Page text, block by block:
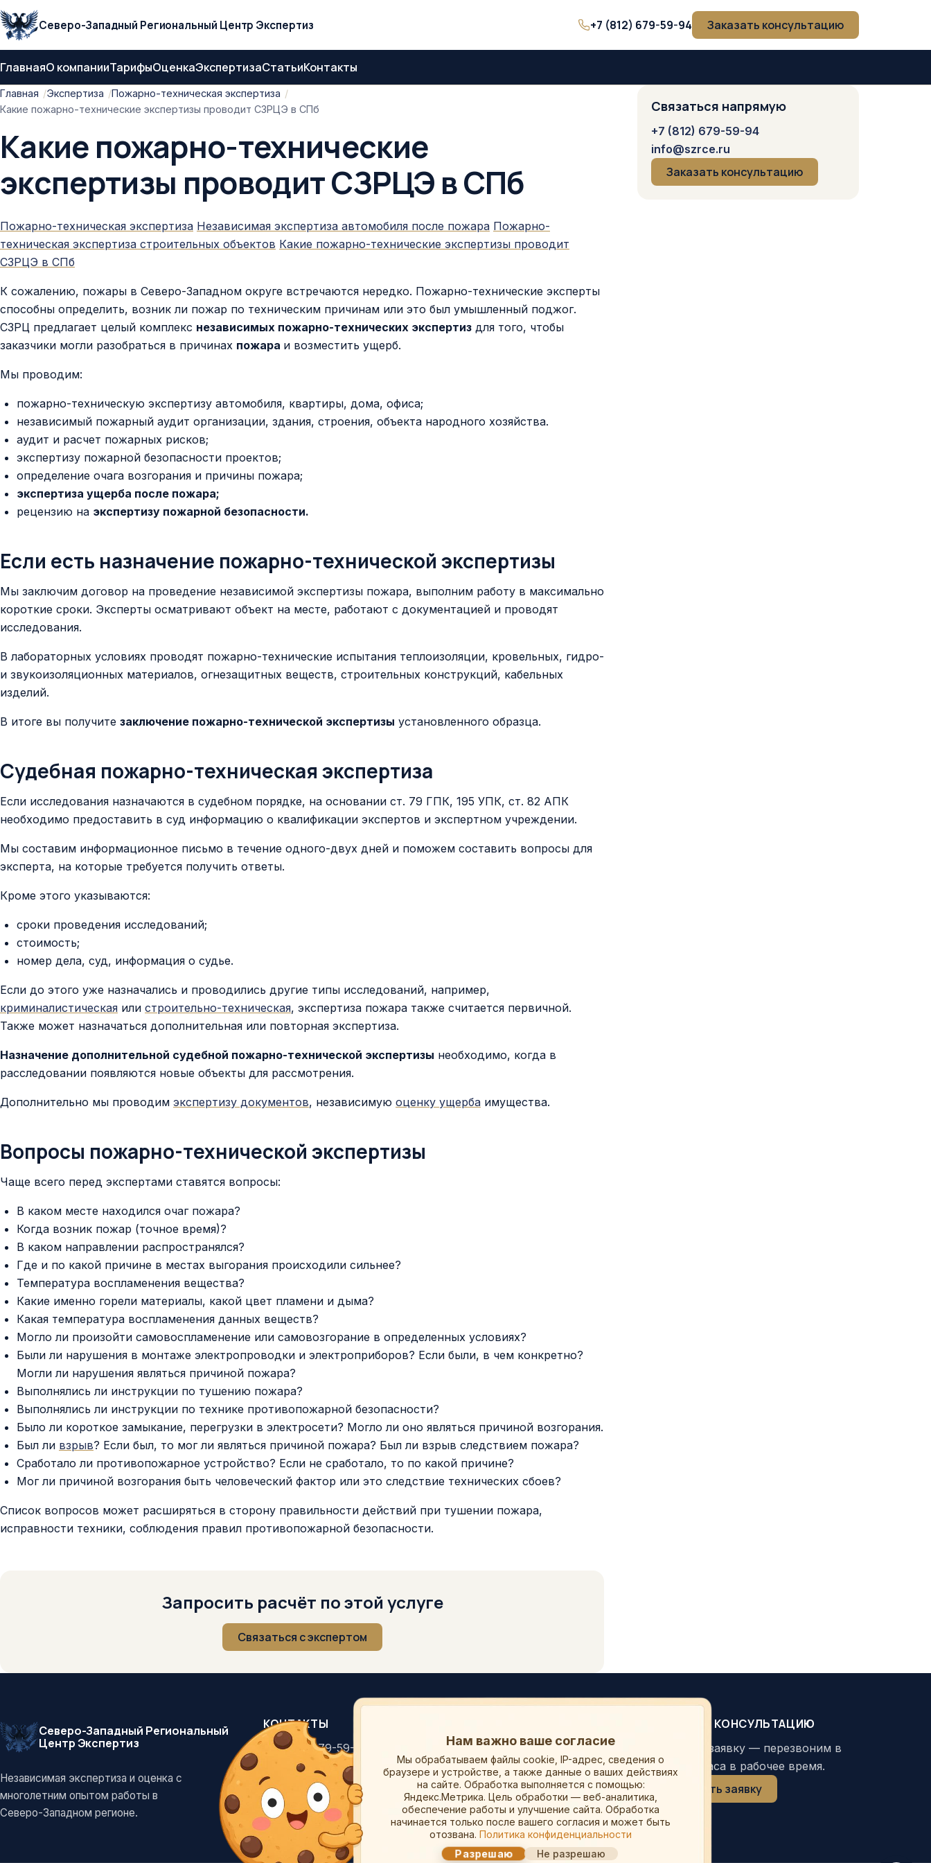
Северо-Западный Региональный Центр Экспертиз +7 (812) 679-59-94 Заказать консультацию
ГлавнаяО компанииТарифыОценкаЭкспертизаСтатьиКонтакты
Главная Экспертиза
Пожарно-техническая экспертиза
Какие пожарно-технические экспертизы проводит СЗРЦЭ в СПб
Какие пожарно-технические
экспертизы проводит СЗРЦЭ в СПб
Пожарно-техническая экспертиза Независимая экспертиза автомобиля после пожара Пожарно-
техническая экспертиза строительных объектов Какие пожарно-технические экспертизы проводит
СЗРЦЭ в СПб
К сожалению, пожары в Северо-Западном округе встречаются нередко. Пожарно-технические эксперты
способны определить, возник ли пожар по техническим причинам или это был умышленный поджог.
СЗРЦ предлагает целый комплекс независимых пожарно-технических экспертиз для того, чтобы
заказчики могли разобраться в причинах пожара и возместить ущерб.
Мы проводим:
пожарно-техническую экспертизу автомобиля, квартиры, дома, офиса;
независимый пожарный аудит организации, здания, строения, объекта народного хозяйства.
аудит и расчет пожарных рисков;
экспертизу пожарной безопасности проектов;
определение очага возгорания и причины пожара;
экспертиза ущерба после пожара;
рецензию на экспертизу пожарной безопасности.
Если есть назначение пожарно-технической экспертизы
Мы заключим договор на проведение независимой экспертизы пожара, выполним работу в максимально
короткие сроки. Эксперты осматривают объект на месте, работают с документацией и проводят
исследования.
В лабораторных условиях проводят пожарно-технические испытания теплоизоляции, кровельных, гидро-
и звукоизоляционных материалов, огнезащитных веществ, строительных конструкций, кабельных
изделий.
В итоге вы получите заключение пожарно-технической экспертизы установленного образца.
Судебная пожарно-техническая экспертиза
Если исследования назначаются в судебном порядке, на основании ст. 79 ГПК, 195 УПК, ст. 82 АПК
необходимо предоставить в суд информацию о квалификации экспертов и экспертном учреждении.
Мы составим информационное письмо в течение одного-двух дней и поможем составить вопросы для
эксперта, на которые требуется получить ответы.
Кроме этого указываются:
сроки проведения исследований;
стоимость;
номер дела, суд, информация о судье.
Если до этого уже назначались и проводились другие типы исследований, например,
криминалистическая или строительно-техническая, экспертиза пожара также считается первичной.
Также может назначаться дополнительная или повторная экспертиза.
Назначение дополнительной судебной пожарно-технической экспертизы необходимо, когда в
расследовании появляются новые объекты для рассмотрения.
Дополнительно мы проводим экспертизу документов, независимую оценку ущерба имущества.
Вопросы пожарно-технической экспертизы
Чаще всего перед экспертами ставятся вопросы:
В каком месте находился очаг пожара?
Когда возник пожар (точное время)?
В каком направлении распространялся?
Где и по какой причине в местах выгорания происходили сильнее?
Температура воспламенения вещества?
Какие именно горели материалы, какой цвет пламени и дыма?
Какая температура воспламенения данных веществ?
Могло ли произойти самовоспламенение или самовозгорание в определенных условиях?
Были ли нарушения в монтаже электропроводки и электроприборов? Если были, в чем конкретно?
Могли ли нарушения являться причиной пожара?
Выполнялись ли инструкции по тушению пожара?
Выполнялись ли инструкции по технике противопожарной безопасности?
Было ли короткое замыкание, перегрузки в электросети? Могло ли оно являться причиной возгорания.
Был ли взрыв? Если был, то мог ли являться причиной пожара? Был ли взрыв следствием пожара?
Сработало ли противопожарное устройство? Если не сработало, то по какой причине?
Мог ли причиной возгорания быть человеческий фактор или это следствие технических сбоев?
Список вопросов может расширяться в сторону правильности действий при тушении пожара,
исправности техники, соблюдения правил противопожарной безопасности.
Запросить расчёт по этой услуге
Связаться с экспертом
Связаться напрямую
+7 (812) 679-59-94
info@szrce.ru
Заказать консультацию
Северо-Западный Региональный
Центр Экспертиз
Независимая экспертиза и оценка с
многолетним опытом работы в
Северо-Западном регионе.
КОНТАКТЫ
+7 (812) 679-59-94
info@szrce.ru
Санкт-Петербург
Оценка
Экспертиза
Тарифы
О компании
Контакты
ЗАКАЗАТЬ КОНСУЛЬТАЦИЮ
Оставьте заявку — перезвоним в
течение часа в рабочее время.
Оставить заявку
Пара слов о ваших данных
Мы обрабатываем файлы cookie, IP-адрес, сведения о
браузере и устройстве, а также данные о ваших действиях
на сайте. Обработка выполняется с помощью:
Яндекс.Метрика. Цель обработки — веб-аналитика,
обеспечение работы и улучшение сайта. Обработка
начинается только после вашего согласия и может быть
отозвана. Политика конфиденциальности
Разрешаю Не разрешаю